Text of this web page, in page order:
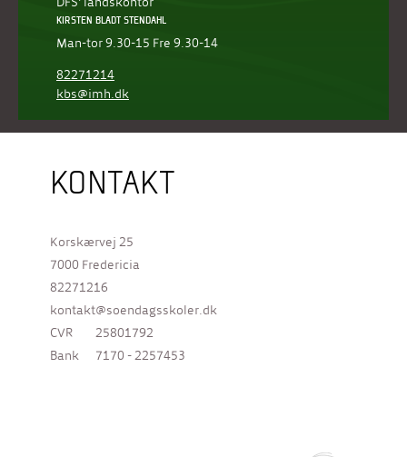
KIRSTEN BLADT STENDAHL
Man-tor 9.30-15 Fre 9.30-14
82271214
kbs@imh.dk
KONTAKT
Korskærvej 25
7000 Fredericia
82271216
kontakt@soendagsskoler.dk
CVR
25801792
Bank
7170 - 2257453